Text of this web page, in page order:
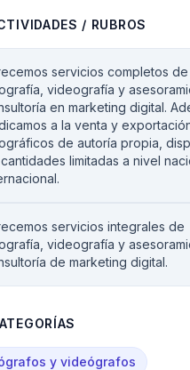
/ RUBROS
servicios completos de
videografía y
en marketing digital.
a la venta y
de autoría propia,
limitadas a nivel
servicios integrales de
videografía y
de marketing digital.
y videógrafos